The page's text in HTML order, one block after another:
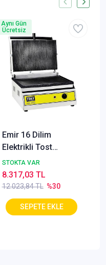
Emir 16 Dilim
Elektrikli Tost
Makinesi
STOKTA VAR
12.023,84 TL %30
8.317,03 TL
Aynı Gün
Ücretsiz